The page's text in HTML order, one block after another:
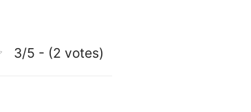
3/5 - (2 votes)